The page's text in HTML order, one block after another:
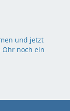
und jetzt
noch ein